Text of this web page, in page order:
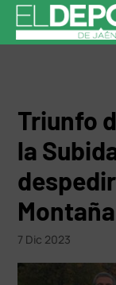
Triunfo
la
Montaña
7 Dic 2023